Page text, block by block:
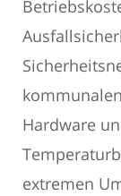
Hardware
extremen